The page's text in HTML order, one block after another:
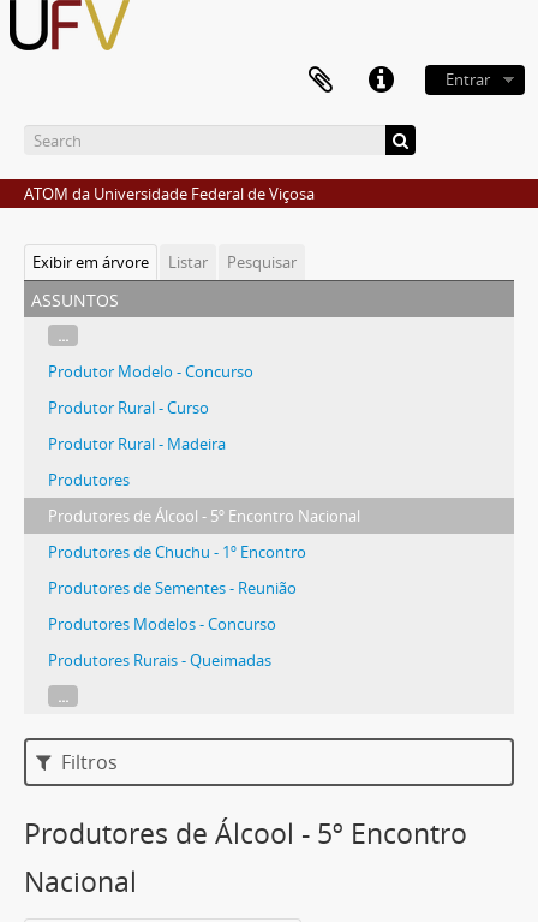
Entrar
ATOM da Universidade Federal de Viçosa
Exibir em árvore Listar Pesquisar
assuntos
...
Produtor Modelo - Concurso
Produtor Rural - Curso
Produtor Rural - Madeira
Produtores
Produtores de Álcool - 5º Encontro Nacional
Produtores de Chuchu - 1º Encontro
Produtores de Sementes - Reunião
Produtores Modelos - Concurso
Produtores Rurais - Queimadas
...
Filtros
Produtores de Álcool - 5º Encontro
Nacional